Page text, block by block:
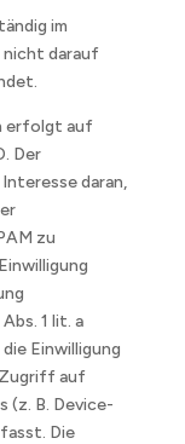
im
nicht darauf
erfolgt auf
Der
daran,
zu
1 lit. a
Einwilligung
Zugriff auf
(z. B. Device-
Die